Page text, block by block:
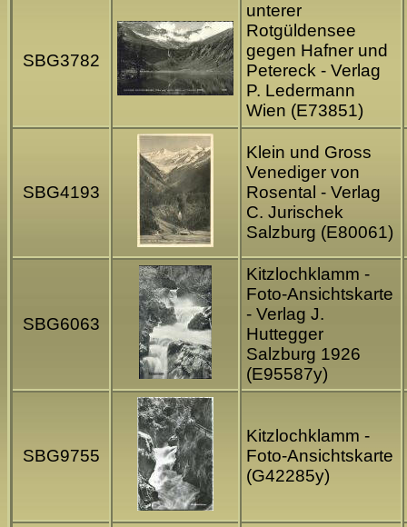
SBG3782
unterer
Rotgüldensee
gegen Hafner und
Petereck - Verlag
P. Ledermann
Wien (E73851)
SBG4193
Klein und Gross
Venediger von
Rosental - Verlag
C. Jurischek
Salzburg (E80061)
SBG6063
Kitzlochklamm -
Foto-Ansichtskarte
- Verlag J.
Huttegger
Salzburg 1926
(E95587y)
SBG9755
Kitzlochklamm -
Foto-Ansichtskarte
(G42285y)